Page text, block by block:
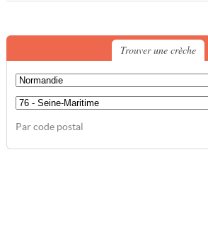
Trouver une crèche
Par code postal